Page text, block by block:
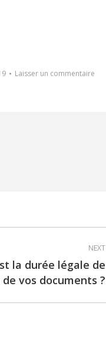
Laisser un commentaire
NEXT
la durée légale de
vos documents ?